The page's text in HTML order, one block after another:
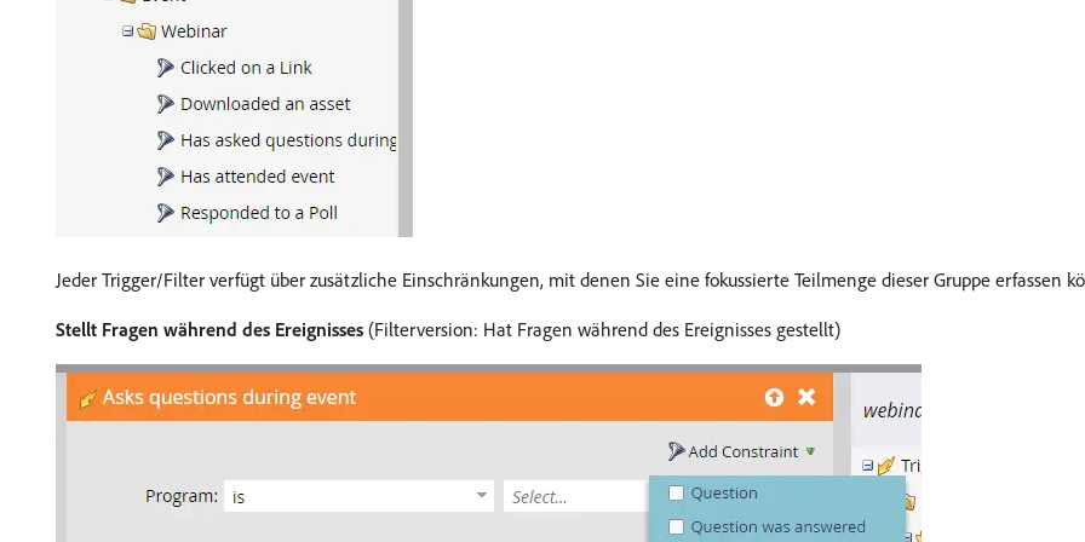
Jeder Trigger/Filter verfügt über zusätzliche Einschränkungen, mit denen Sie eine fokussierte Teilmenge dieser Gruppe erfassen
Stellt Fragen während des Ereignisses (Filterversion: Hat Fragen während des Ereignisses gestellt)